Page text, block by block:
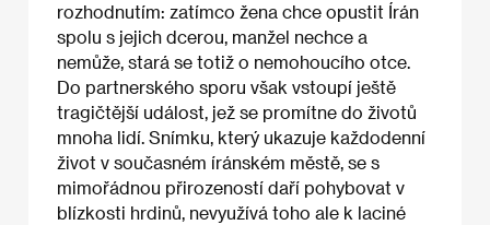
rozhodnutím: zatímco žena chce opustit Írán
spolu s jejich dcerou, manžel nechce a
nemůže, stará se totiž o nemohoucího otce.
Do partnerského sporu však vstoupí ještě
tragičtější událost, jež se promítne do životů
mnoha lidí. Snímku, který ukazuje každodenní
život v současném íránském městě, se s
mimořádnou přirozeností daří pohybovat v
blízkosti hrdinů, nevyužívá toho ale k laciné